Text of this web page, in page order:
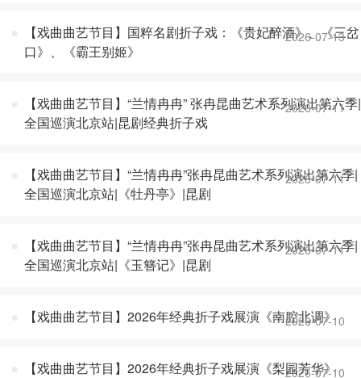
【戏曲曲艺节目】国粹名剧折子戏：《贵妃醉酒》、《三岔
口》、《霸王别姬》
2026-07-13
【戏曲曲艺节目】“兰情冉冉” 张冉昆曲艺术系列演出第六季|
全国巡演北京站|昆剧经典折子戏
2026-07-11
【戏曲曲艺节目】“兰情冉冉”张冉昆曲艺术系列演出第六季|
全国巡演北京站|《牡丹亭》|昆剧
2026-07-11
【戏曲曲艺节目】“兰情冉冉”张冉昆曲艺术系列演出第六季|
全国巡演北京站|《玉簪记》|昆剧
2026-07-11
【戏曲曲艺节目】2026年经典折子戏展演《南腔北调》
2026-07-10
【戏曲曲艺节目】2026年经典折子戏展演《梨园芳华》
2026-07-10